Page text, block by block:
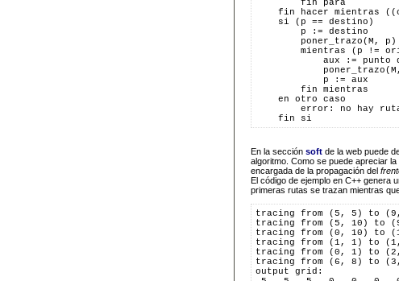
        fin para
fin hacer mientras
    si (p == destino)
        p := destino
        poner_trazo(M, p)
mientras (p !=
aux := punto
            p := aux
        fin mientras
    en otro caso
error: no hay
    fin si
En la sección softde la web puede
algoritmo. Como se puede apreciar
encargada de la propagación del
El código de ejemplo en C++ genera
primeras rutas se trazan mientras
tracing from (5, 5) to
tracing from (5, 10) to
tracing from (0, 10) to
tracing from (1, 1) to
tracing from (0, 1) to
tracing from (6, 8) to
output grid: